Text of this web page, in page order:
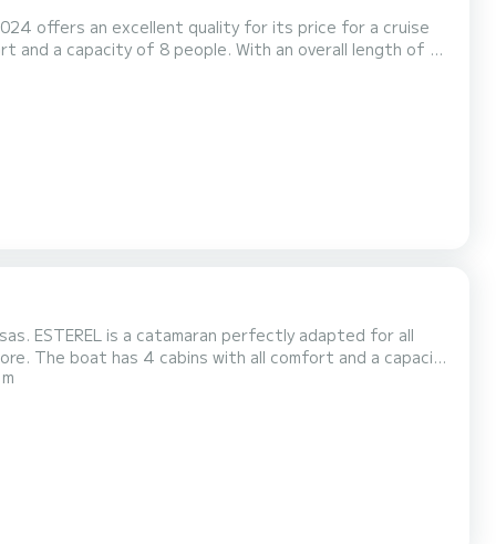
offers an excellent quality for its price for a cruise
the surroundings of Bormes-les-Mimosas Dit Sun
ESTEREL is a catamaran perfectly adapted for all
spend an exceptional vacation on the water in the